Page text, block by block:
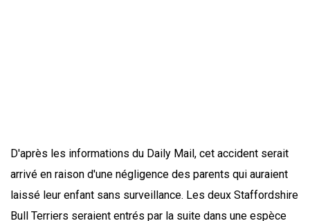
D'après les informations du Daily Mail, cet accident serait
arrivé en raison d'une négligence des parents qui auraient
laissé leur enfant sans surveillance. Les deux Staffordshire
Bull Terriers seraient entrés par la suite dans une espèce